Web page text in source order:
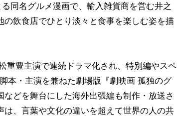
同名グルメ漫画で、輸入雑貨商を営む井之
飲食店でひとり淡々と食事を楽しむ姿を描
重豊主演で連続ドラマ化され、特別編やスペ
本・主演を兼ねた劇場版『劇映画 孤独のグ
どを舞台にした海外出張編も制作・放送さ
、言葉や文化の違いを超えて世界の人の共